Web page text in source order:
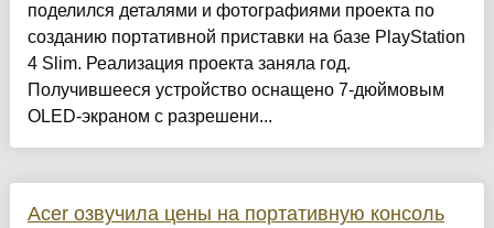
поделился деталями и фотографиями проекта по
созданию портативной приставки на базе PlayStation
4 Slim. Реализация проекта заняла год.
Получившееся устройство оснащено 7-дюймовым
OLED-экраном с разрешени...
Acer озвучила цены на портативную консоль